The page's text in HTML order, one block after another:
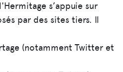
s’appuie sur
par des sites tiers. Il
(notamment Twitter et